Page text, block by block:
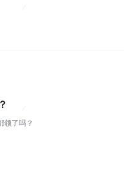
利都领了吗？